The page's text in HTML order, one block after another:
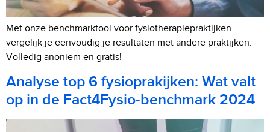
Met onze benchmarktool voor fysiotherapiepraktijken
vergelijk je eenvoudig je resultaten met andere praktijken.
Volledig anoniem en gratis!
Analyse top 6 fysioprakijken: Wat valt
op in de Fact4Fysio-benchmark 2024